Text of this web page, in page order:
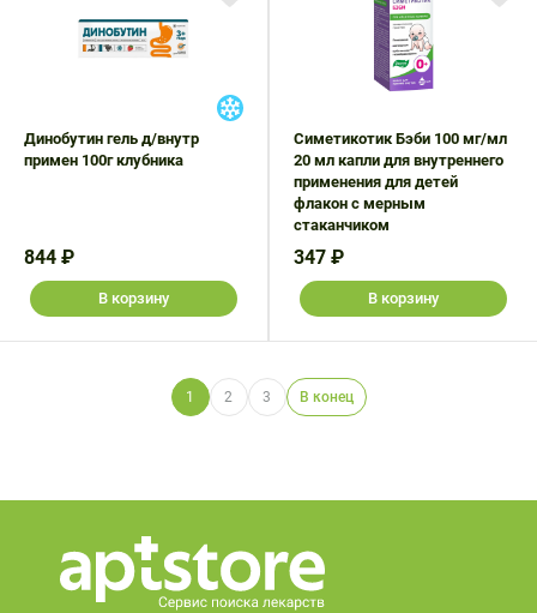
Динобутин гель д/внутр
примен 100г клубника
844 ₽
В корзину
Симетикотик Бэби 100 мг/мл
20 мл капли для внутреннего
применения для детей
флакон с мерным
стаканчиком
347 ₽
В корзину
1 2 3 В конец